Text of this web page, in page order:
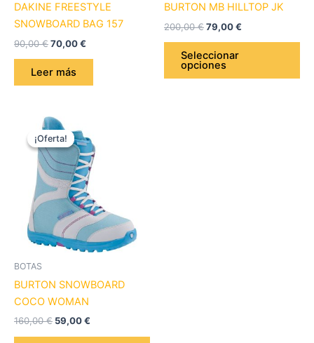
DAKINE FREESTYLE
SNOWBOARD BAG 157
90,00€70,00€
Leer más
BURTON MB HILLTOP JK
200,00€79,00€
Seleccionar
opciones
¡Oferta!
¡Oferta!
BOTAS
BURTON SNOWBOARD
COCO WOMAN
160,00€
El
precio
original
era:
160,00 €.
59,00€
actual
es:
59,00 €.